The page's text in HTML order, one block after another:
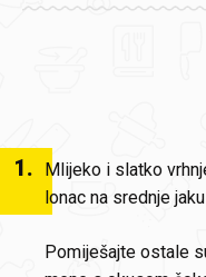
1.
Mlijeko i slatko
lonac na srednje
Pomiješajte ostale